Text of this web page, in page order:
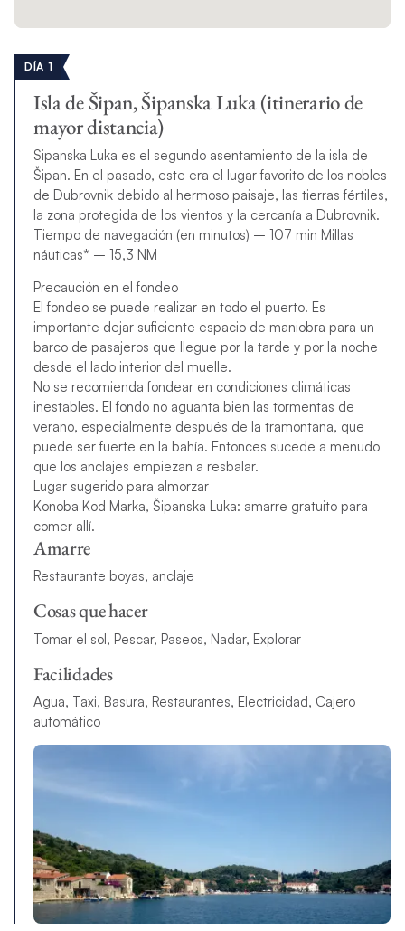
DÍA 1
Isla de Šipan, Šipanska Luka (itinerario de
mayor distancia)
Sipanska Luka es el segundo asentamiento de la isla de
Šipan. En el pasado, este era el lugar favorito de los nobles
de Dubrovnik debido al hermoso paisaje, las tierras fértiles,
la zona protegida de los vientos y la cercanía a Dubrovnik.
Tiempo de navegación (en minutos) – 107 min Millas
náuticas* – 15,3 NM
Precaución en el fondeo
El fondeo se puede realizar en todo el puerto. Es
importante dejar suficiente espacio de maniobra para un
barco de pasajeros que llegue por la tarde y por la noche
desde el lado interior del muelle.
No se recomienda fondear en condiciones climáticas
inestables. El fondo no aguanta bien las tormentas de
verano, especialmente después de la tramontana, que
puede ser fuerte en la bahía. Entonces sucede a menudo
que los anclajes empiezan a resbalar.
Lugar sugerido para almorzar
Konoba Kod Marka, Šipanska Luka: amarre gratuito para
comer allí.
Amarre
Restaurante boyas, anclaje
Cosas que hacer
Tomar el sol, Pescar, Paseos, Nadar, Explorar
Facilidades
Agua, Taxi, Basura, Restaurantes, Electricidad, Cajero
automático